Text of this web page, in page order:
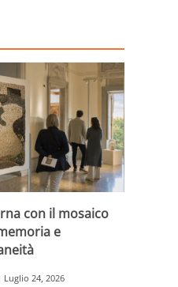
con il mosaico
e
Luglio 24, 2026